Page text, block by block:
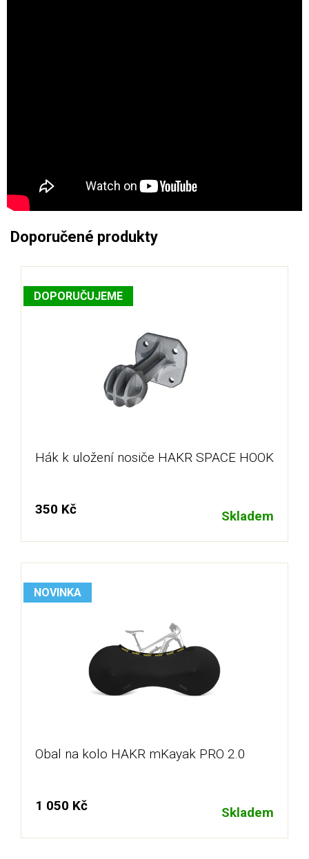
Doporučené produkty
DOPORUČUJEME
Hák k uložení nosiče HAKR SPACE HOOK
350 Kč Skladem
NOVINKA
Obal na kolo HAKR mKayak PRO 2.0
1 050 Kč Skladem